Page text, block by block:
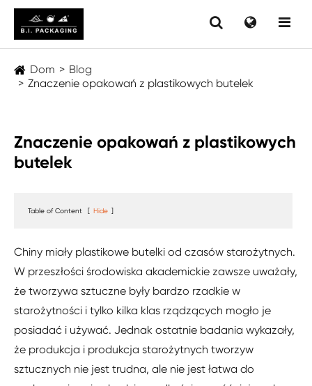
Dom
Blog
Znaczenie opakowań z plastikowych butelek
Znaczenie opakowań z plastikowych
butelek
Table of Content [ Hide ]
Chiny miały plastikowe butelki od czasów starożytnych.
W przeszłości środowiska akademickie zawsze uważały,
że tworzywa sztuczne były bardzo rzadkie w
starożytności i tylko kilka klas rządzących mogło je
posiadać i używać. Jednak ostatnie badania wykazały,
że produkcja i produkcja starożytnych tworzyw
sztucznych nie jest trudna, ale nie jest łatwa do